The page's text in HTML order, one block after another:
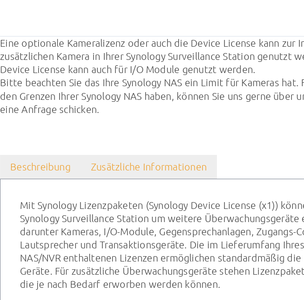
Eine optionale Kameralizenz oder auch die Device License kann zur
zusätzlichen Kamera in Ihrer Synology Surveillance Station genutzt
Device License kann auch für I/O Module genutzt werden.
Bitte beachten Sie das Ihre Synology NAS ein Limit für Kameras hat.
den Grenzen Ihrer Synology NAS haben, können Sie uns gerne über
eine Anfrage schicken.
Beschreibung Zusätzliche Informationen
Mit Synology Lizenzpaketen (Synology Device License (x1))
Synology Surveillance Station um weitere Überwachungsgeräte
darunter Kameras, I/O-Module, Gegensprechanlagen, Zugangs-
Lautsprecher und Transaktionsgeräte. Die im Lieferumfang
NAS/NVR enthaltenen Lizenzen ermöglichen standardmäßig
Geräte. Für zusätzliche Überwachungsgeräte stehen
die je nach Bedarf erworben werden können.